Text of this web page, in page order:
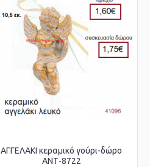
ΑΓΓΕΛΑΚΙ κεραμικό γούρι-δώρο
ΑΝΤ-8722